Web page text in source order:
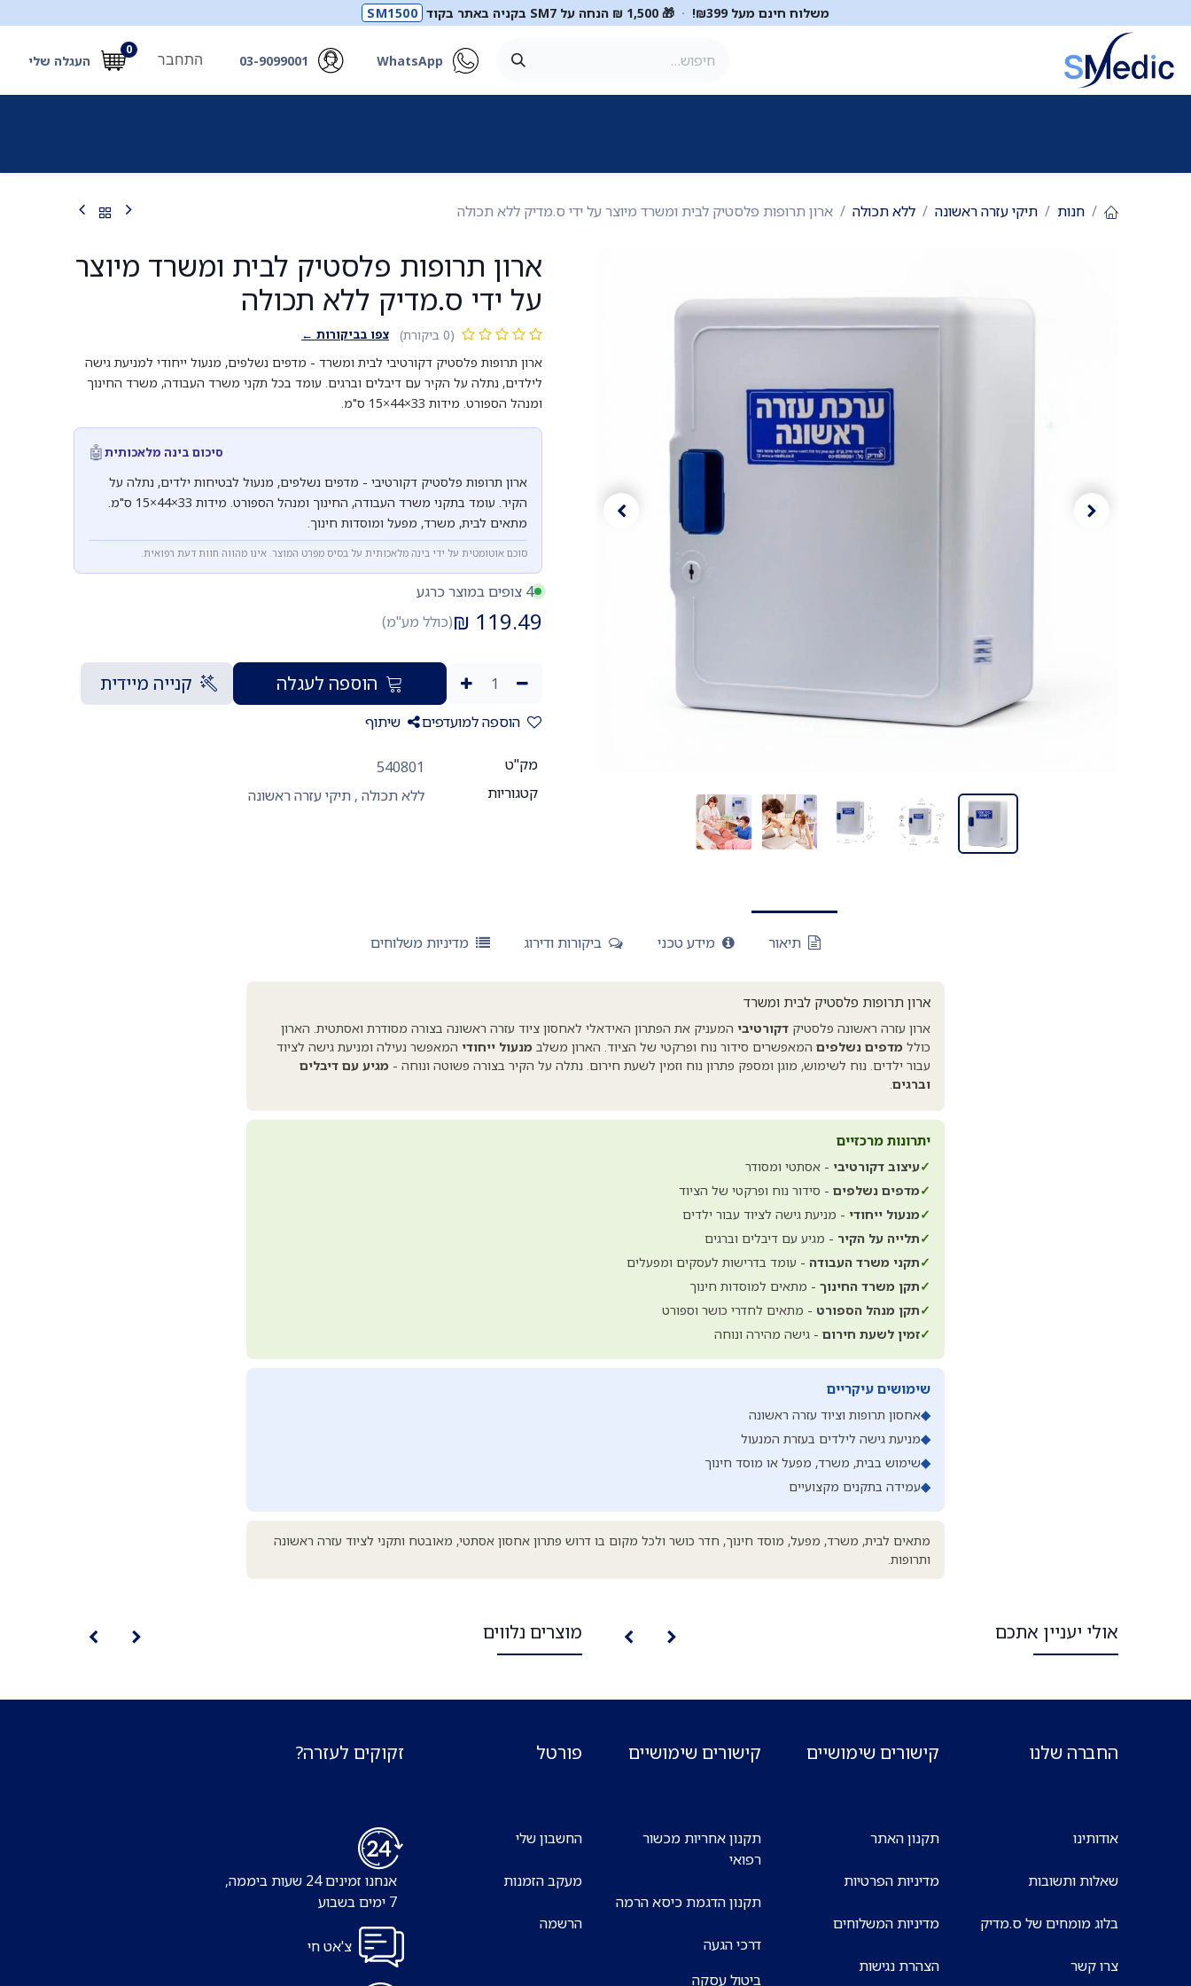
משלוח חינם מעל ₪399! · 🎁 1,500 ₪ הנחה על SM7 בקניה באתר בקוד SM1500
WhatsApp
03-9099001
0
העגלה שלי התחבר
חנות תיקי עזרה ראשונה ללא תכולה ארון תרופות פלסטיק לבית ומשרד מיוצר על ידי ס.מדיק ללא תכולה
ארון תרופות פלסטיק לבית ומשרד מיוצר
על ידי ס.מדיק ללא תכולה
(0 ביקורת) צפו בביקורות ←
ארון תרופות פלסטיק דקורטיבי לבית ומשרד - מדפים נשלפים, מנעול ייחודי למניעת גישה
לילדים, נתלה על הקיר עם דיבלים וברגים. עומד בכל תקני משרד העבודה, משרד החינוך
ומנהל הספורט. מידות 33×44×15 ס"מ.
סיכום בינה מלאכותית🤖
ארון תרופות פלסטיק דקורטיבי - מדפים נשלפים, מנעול לבטיחות ילדים, נתלה על
הקיר. עומד בתקני משרד העבודה, החינוך ומנהל הספורט. מידות 33×44×15 ס"מ.
מתאים לבית, משרד, מפעל ומוסדות חינוך.
סוכם אוטומטית על ידי בינה מלאכותית על בסיס מפרט המוצר. אינו מהווה חוות דעת רפואית.
4 צופים במוצר כרגע
119.49
₪(כולל מע"מ)
הוספה לעגלה קנייה מיידית
הוספה למועדפים שיתוף
מק"ט
540801
קטגוריות
ללא תכולה, תיקי עזרה ראשונה
תיאור מידע טכני ביקורות ודירוג מדיניות משלוחים
ארון תרופות פלסטיק לבית ומשרד
ארון עזרה ראשונה פלסטיק דקורטיבי המעניק את הפתרון האידאלי לאחסון ציוד עזרה ראשונה בצורה מסודרת ואסתטית. הארון
כולל מדפים נשלפיםהמאפשרים סידור נוח ופרקטי של הציוד. הארון משלב מנעול ייחודי המאפשר נעילה ומניעת גישה לציוד
עבור ילדים. נוח לשימוש, מוגן ומספק פתרון נוח וזמין לשעת חירום. נתלה על הקיר בצורה פשוטה ונוחה - מגיע עם דיבלים
וברגים.
יתרונות מרכזיים
✓עיצוב דקורטיבי - אסתטי ומסודר
✓מדפים נשלפים- סידור נוח ופרקטי של הציוד
✓מנעול ייחודי - מניעת גישה לציוד עבור ילדים
✓תלייה על הקיר - מגיע עם דיבלים וברגים
✓תקני משרד העבודה - עומד בדרישות לעסקים ומפעלים
✓תקן משרד החינוך- מתאים למוסדות חינוך
✓תקן מנהל הספורט - מתאים לחדרי כושר וספורט
✓זמין לשעת חירום- גישה מהירה ונוחה
שימושים עיקריים
◆אחסון תרופות וציוד עזרה ראשונה
◆מניעת גישה לילדים בעזרת המנעול
◆שימוש בבית, משרד, מפעל או מוסד חינוך
◆עמידה בתקנים מקצועיים
מתאים לבית, משרד, מפעל, מוסד חינוך, חדר כושר ולכל מקום בו דרוש פתרון אחסון אסתטי, מאובטח ותקני לציוד עזרה ראשונה
ותרופות.
אולי יעניין אתכם מוצרים נלווים
החברה שלנו
אודותינו
שאלות ותשובות
בלוג מומחים של ס.מדיק
צרו קשר
קישורים שימושיים
תקנון האתר
מדיניות הפרטיות
מדיניות המשלוחים
הצהרת נגישות
קישורים שימושיים
תקנון אחריות מכשור
רפואי
תקנון הדגמת כיסא הרמה
דרכי הגעה
ביטול עסקה
פורטל
החשבון שלי
מעקב הזמנות
הרשמה
זקוקים לעזרה?
אנחנו זמינים 24 שעות ביממה,
7 ימים בשבוע
צ'אט חי